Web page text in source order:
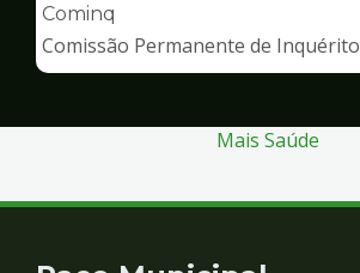
de
Ouvidoria
Cominq
Comissão Permanente de Inquérito
Mais Saúde